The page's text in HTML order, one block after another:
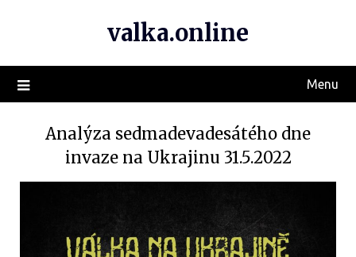
valka.online
Menu
Analýza sedmadevadesátého dne
invaze na Ukrajinu 31.5.2022